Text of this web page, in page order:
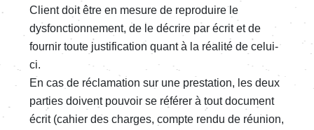
Client doit être en mesure de reproduire le
dysfonctionnement, de le décrire par écrit et de
fournir toute justification quant à la réalité de celui-
ci.
En cas de réclamation sur une prestation, les deux
parties doivent pouvoir se référer à tout document
écrit (cahier des charges, compte rendu de réunion,